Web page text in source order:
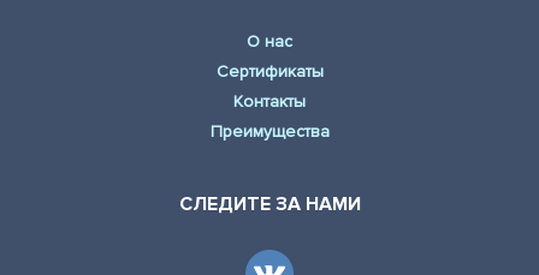
О нас
Сертификаты
Контакты
Преимущества
СЛЕДИТЕ ЗА НАМИ